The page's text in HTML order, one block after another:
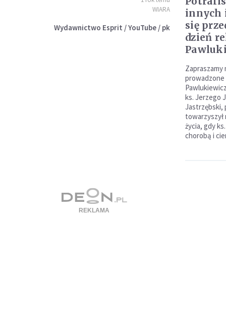
WIARA
Wydawnictwo Esprit / YouTube / pk
innych
się
dzień
Zapraszamy
prowadzone
ks. Jerzego
Jastrzębski,
towarzyszył
życia, gdy
chorobą i